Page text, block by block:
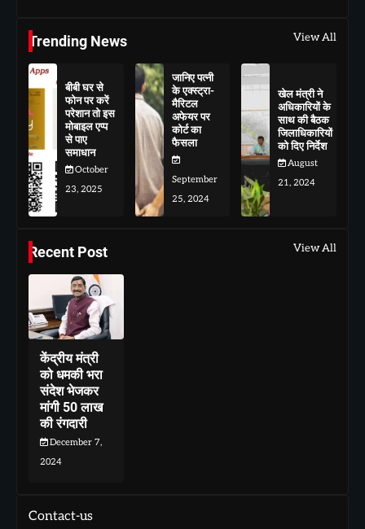
Trending News View All
बीबी घर से
फोन पर करें
परेशान तो इस
मोबाइल एप्प
से पाए
समाधान
October
23, 2025
जानिए पत्नी
के एक्स्ट्रा-
मैरिटल
अफेयर पर
कोर्ट का
फैसला
September
25, 2024
खेल मंत्री ने
अधिकारियों के
साथ की बैठक
जिलाधिकारियों
को दिए निर्देश
August
21, 2024
Recent Post View All
केंद्रीय मंत्री
को धमकी भरा
संदेश भेजकर
मांगी 50 लाख
की रंगदारी
December 7,
2024
Contact-us